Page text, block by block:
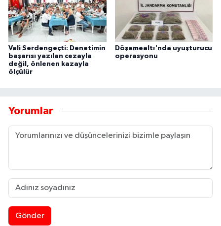
Vali Serdengeçti: Denetimin
başarısı yazılan cezayla
değil, önlenen kazayla
ölçülür
Döşemealtı'nda uyuşturucu
operasyonu
Yorumlar
Gönder